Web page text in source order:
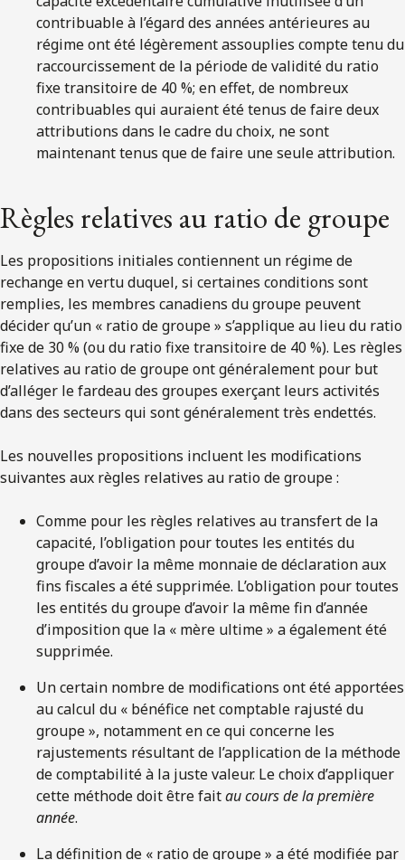
contribuable à l’égard des années antérieures au
régime ont été légèrement assouplies compte tenu du
raccourcissement de la période de validité du ratio
fixe transitoire de 40 %; en effet, de nombreux
contribuables qui auraient été tenus de faire deux
attributions dans le cadre du choix, ne sont
maintenant tenus que de faire une seule attribution.
Règles relatives au ratio de groupe
Les propositions initiales contiennent un régime de
rechange en vertu duquel, si certaines conditions sont
remplies, les membres canadiens du groupe peuvent
décider qu’un « ratio de groupe » s’applique au lieu du ratio
fixe de 30 % (ou du ratio fixe transitoire de 40 %). Les règles
relatives au ratio de groupe ont généralement pour but
d’alléger le fardeau des groupes exerçant leurs activités
dans des secteurs qui sont généralement très endettés.
Les nouvelles propositions incluent les modifications
suivantes aux règles relatives au ratio de groupe :
Comme pour les règles relatives au transfert de la
capacité, l’obligation pour toutes les entités du
groupe d’avoir la même monnaie de déclaration aux
fins fiscales a été supprimée. L’obligation pour toutes
les entités du groupe d’avoir la même fin d’année
d’imposition que la « mère ultime » a également été
supprimée.
Un certain nombre de modifications ont été apportées
au calcul du « bénéfice net comptable rajusté du
groupe », notamment en ce qui concerne les
rajustements résultant de l’application de la méthode
de comptabilité à la juste valeur. Le choix d’appliquer
cette méthode doit être faitau cours de la première
année.
La définition de « ratio de groupe » a été modifiée par